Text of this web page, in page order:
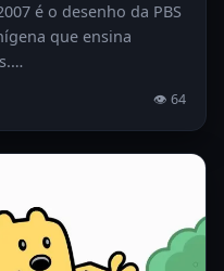
é o desenho da PBS
que ensina
👁 64